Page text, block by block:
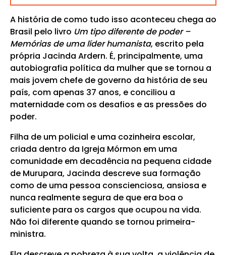
A história de como tudo isso aconteceu chega ao
Brasil pelo livro Um tipo diferente de poder –
Memórias de uma líder humanista, escrito pela
própria Jacinda Ardern. É, principalmente, uma
autobiografia política da mulher que se tornou a
mais jovem chefe de governo da história de seu
país, com apenas 37 anos, e conciliou a
maternidade com os desafios e as pressões do
poder.
Filha de um policial e uma cozinheira escolar,
criada dentro da Igreja Mórmon em uma
comunidade em decadência na pequena cidade
de Murupara, Jacinda descreve sua formação
como de uma pessoa conscienciosa, ansiosa e
nunca realmente segura de que era boa o
suficiente para os cargos que ocupou na vida.
Não foi diferente quando se tornou primeira-
ministra.